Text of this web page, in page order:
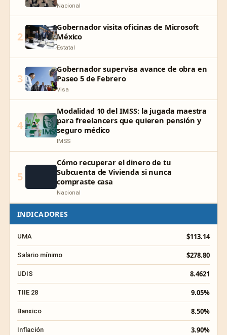
Nacional
2
Gobernador visita oficinas de Microsoft
México
Estatal
3
Gobernador supervisa avance de obra en
Paseo 5 de Febrero
Visa
4
Modalidad 10 del IMSS: la jugada maestra
para freelancers que quieren pensión y
seguro médico
IMSS
5
Cómo recuperar el dinero de tu
Subcuenta de Vivienda si nunca
compraste casa
Nacional
INDICADORES
UMA $113.14
Salario mínimo $278.80
UDIS 8.4621
TIIE 28 9.05%
Banxico 8.50%
Inflación 3.90%